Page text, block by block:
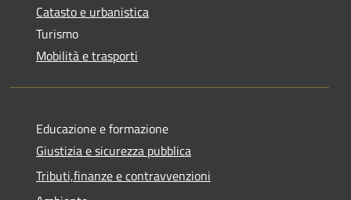
Catasto e urbanistica
Turismo
Mobilità e trasporti
Educazione e formazione
Giustizia e sicurezza pubblica
Tributi,finanze e contravvenzioni